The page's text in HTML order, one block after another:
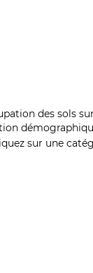
des sols
sur une